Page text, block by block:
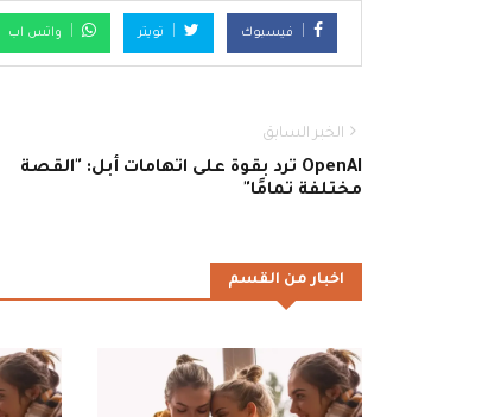
فيسبوك تويتر واتس اب
الخبر السابق
OpenAI ترد بقوة على اتهامات أبل: "القصة
مختلفة تمامًا"
اخبار من القسم